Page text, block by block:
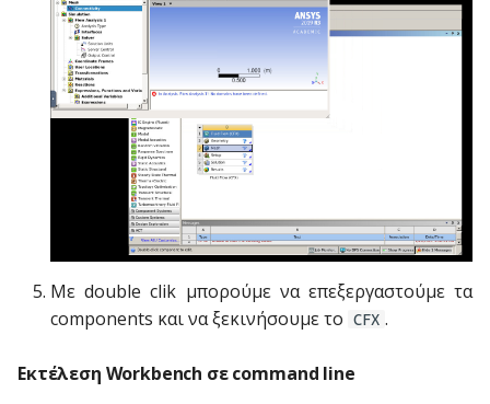
Με double clik μπορούμε να επεξεργαστούμε τα
components και να ξεκινήσουμε το CFX .
Εκτέλεση Workbench σε command line